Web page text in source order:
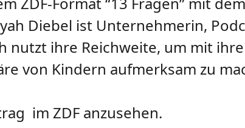
Diebel ist Unternehmerin,
nutzt ihre Reichweite, um mit
von Kindern aufmerksam zu
im ZDF anzusehen.